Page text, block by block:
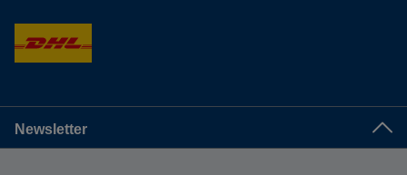
Newsletter